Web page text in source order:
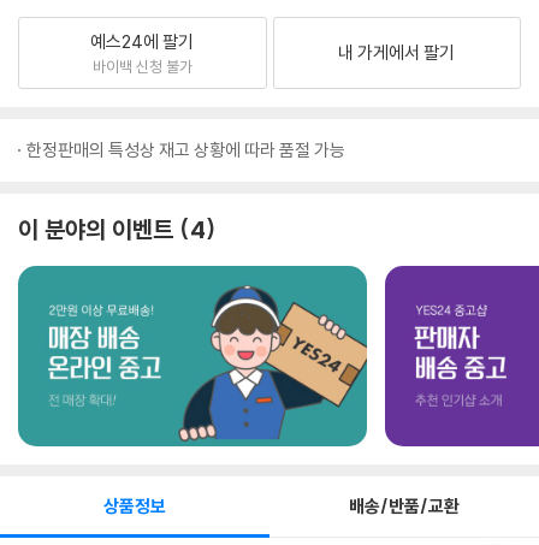
예스24에 팔기
바이백 신청 불가
내 가게에서 팔기
한정판매의 특성상 재고 상황에 따라 품절 가능
이 분야의 이벤트 4
상품정보 배송/반품/교환